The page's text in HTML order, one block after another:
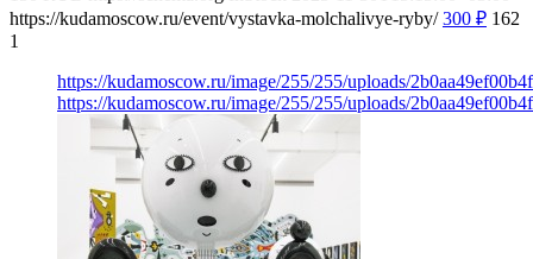
https://kudamoscow.ru/event/vystavka-molchalivye-ryby/ 300 ₽ 162
1
https://kudamoscow.ru/image/255/255/uploads/
https://kudamoscow.ru/image/255/255/uploads/